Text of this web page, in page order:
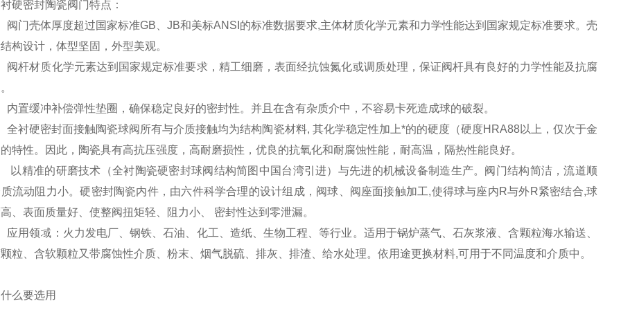
密封陶瓷阀门特点：
壳体厚度超过国家标准GB、JB和美标ANSI的标准数据要求,主体材质化学元素和力学性能达到国家规定标准要求。壳
构设计，体型坚固，外型美观。
材质化学元素达到国家规定标准要求，精工细磨，表面经抗蚀氮化或调质处理，保证阀杆具有良好的力学性能及抗腐
缓冲补偿弹性垫圈，确保稳定良好的密封性。并且在含有杂质介中，不容易卡死造成球的破裂。
硬密封面接触陶瓷球阀所有与介质接触均为结构陶瓷材料, 其化学稳定性加上*的的硬度（硬度HRA88以上，仅次于金
特性。因此，陶瓷具有高抗压强度，高耐磨损性，优良的抗氧化和耐腐蚀性能，耐高温，隔热性能良好。
准的研磨技术（全衬陶瓷硬密封球阀结构简图中国台湾引进）与先进的机械设备制造生产。阀门结构简洁，流道顺
流动阻力小。硬密封陶瓷内件，由六件科学合理的设计组成，阀球、阀座面接触加工,使得球与座内R与外R紧密结合,球
、表面质量好、使整阀扭矩轻、阻力小、 密封性达到零泄漏。
领域：火力发电厂、钢铁、石油、化工、造纸、生物工程、等行业。适用于锅炉蒸气、石灰浆液、含颗粒海水输送、
粒、含软颗粒又带腐蚀性介质、粉末、烟气脱硫、排灰、排渣、给水处理。依用途更换材料,可用于不同温度和介质中。
么要选用